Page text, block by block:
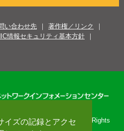
イズの記録とアクセ
い合わせ先
著作権／リンク
情報セキュリティ基本方針
Information Center. All Rights